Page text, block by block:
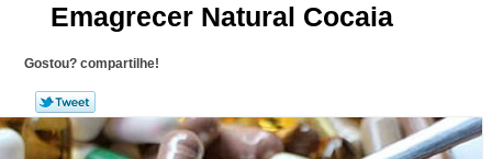
Emagrecer Natural Cocaia
Gostou? compartilhe!